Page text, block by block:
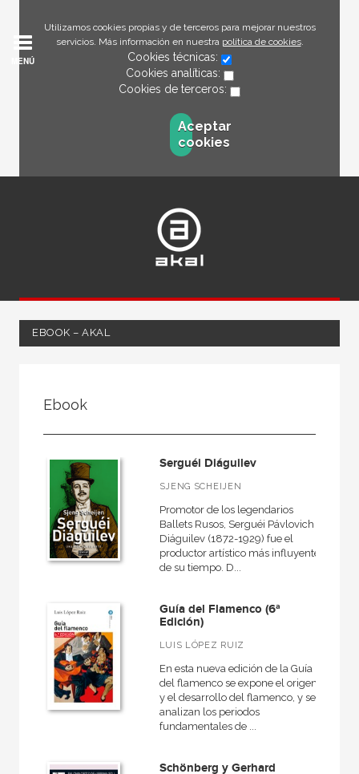
Utilizamos cookies propias y de terceros para mejorar nuestros
servicios. Más información en nuestra política de cookies.
Cookies técnicas:
Cookies analíticas:
Cookies de terceros:
Aceptar
cookies
MENÚ
EBOOK – AKAL
Ciencias humanas y sociales
Música
Historia de la música
MATERIAS
Moderna
Musicas del mundo
Teoría de la música
General
Ebook
Serguéi Diáguilev
SJENG SCHEIJEN
Promotor de los legendarios
Ballets Rusos, Serguéi Pávlovich
Diáguilev (1872-1929) fue el
productor artístico más influyente
de su tiempo. D...
Guía del Flamenco (6ª
Edición)
LUIS LÓPEZ RUIZ
En esta nueva edición de la Guía
del flamenco se expone el origen
y el desarrollo del flamenco, y se
analizan los periodos
fundamentales de ...
Schönberg y Gerhard